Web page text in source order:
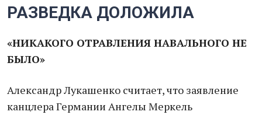
РАЗВЕДКА ДОЛОЖИЛА
«НИКАКОГО ОТРАВЛЕНИЯ НАВАЛЬНОГО НЕ
БЫЛО»
Александр Лукашенко считает, что заявление
канцлера Германии Ангелы Меркель